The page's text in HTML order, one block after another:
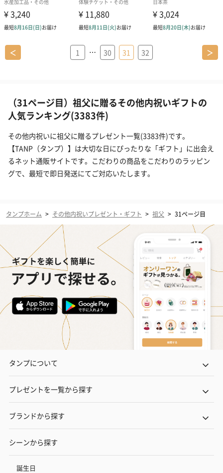
＜ 1 … 30 31 32 ＞
（31ページ目）祖父に贈るその他内祝いギフトの
人気ランキング(3383件)
その他内祝いに祖父に贈るプレゼント一覧(3383件)です。
【TANP（タンプ）】は大切な日にぴったりな「ギフト」に出会え
るネット通販サイトです。こだわりの商品をこだわりのラッピン
グで、最短で即日発送にてご対応いたします。
タンプホーム > その他内祝いプレゼント・ギフト > 祖父 > 31ページ目
タンプについて
プレゼントを一覧から探す
ブランドから探す
シーンから探す
誕生日